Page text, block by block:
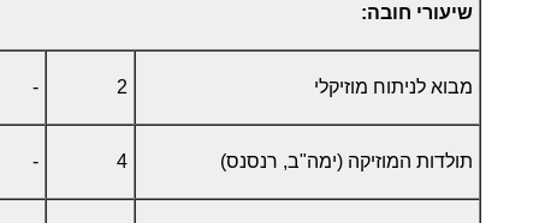
שיעורי חובה:
מבוא לניתוח מוזיקלי 2
-
תולדות המוזיקה (ימה"ב, רנסנס) 4
-